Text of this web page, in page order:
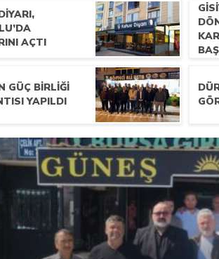
AÇTI
GÜÇ BIRLIĞI
YAPILDI